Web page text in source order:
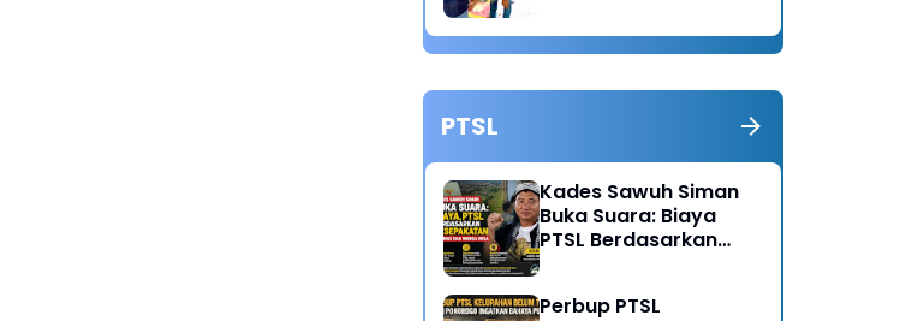
Wirausaha Baru
PTSL
Kades Sawuh Siman
Buka Suara: Biaya
PTSL Berdasarkan
Perbup PTSL